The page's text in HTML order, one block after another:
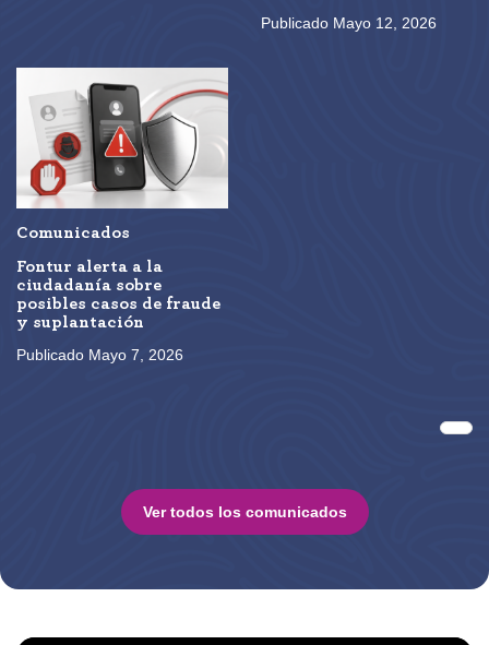
Publicado Mayo 12, 2026
Comunicados
Fontur alerta a la
ciudadanía sobre
posibles casos de fraude
y suplantación
Publicado Mayo 7, 2026
Ver todos los comunicados